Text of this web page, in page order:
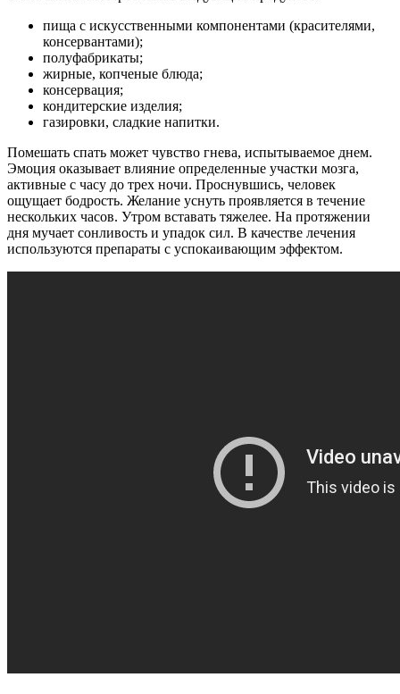
пища с искусственными компонентами (красителями,
консервантами);
полуфабрикаты;
жирные, копченые блюда;
консервация;
кондитерские изделия;
газировки, сладкие напитки.
Помешать спать может чувство гнева, испытываемое днем.
Эмоция оказывает влияние определенные участки мозга,
активные с часу до трех ночи. Проснувшись, человек
ощущает бодрость. Желание уснуть проявляется в течение
нескольких часов. Утром вставать тяжелее. На протяжении
дня мучает сонливость и упадок сил. В качестве лечения
используются препараты с успокаивающим эффектом.